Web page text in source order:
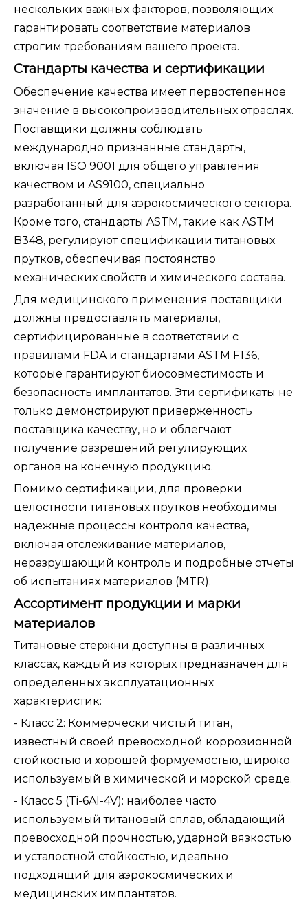
нескольких важных факторов, позволяющих
гарантировать соответствие материалов
строгим требованиям вашего проекта.
Стандарты качества и сертификации
Обеспечение качества имеет первостепенное
значение в высокопроизводительных отраслях.
Поставщики должны соблюдать
международно признанные стандарты,
включая ISO 9001 для общего управления
качеством и AS9100, специально
разработанный для аэрокосмического сектора.
Кроме того, стандарты ASTM, такие как ASTM
B348, регулируют спецификации титановых
прутков, обеспечивая постоянство
механических свойств и химического состава.
Для медицинского применения поставщики
должны предоставлять материалы,
сертифицированные в соответствии с
правилами FDA и стандартами ASTM F136,
которые гарантируют биосовместимость и
безопасность имплантатов. Эти сертификаты не
только демонстрируют приверженность
поставщика качеству, но и облегчают
получение разрешений регулирующих
органов на конечную продукцию.
Помимо сертификации, для проверки
целостности титановых прутков необходимы
надежные процессы контроля качества,
включая отслеживание материалов,
неразрушающий контроль и подробные отчеты
об испытаниях материалов (MTR).
Ассортимент продукции и марки
материалов
Титановые стержни доступны в различных
классах, каждый из которых предназначен для
определенных эксплуатационных
характеристик:
- Класс 2: Коммерчески чистый титан,
известный своей превосходной коррозионной
стойкостью и хорошей формуемостью, широко
используемый в химической и морской среде.
- Класс 5 (Ti-6Al-4V): наиболее часто
используемый титановый сплав, обладающий
превосходной прочностью, ударной вязкостью
и усталостной стойкостью, идеально
подходящий для аэрокосмических и
медицинских имплантатов.